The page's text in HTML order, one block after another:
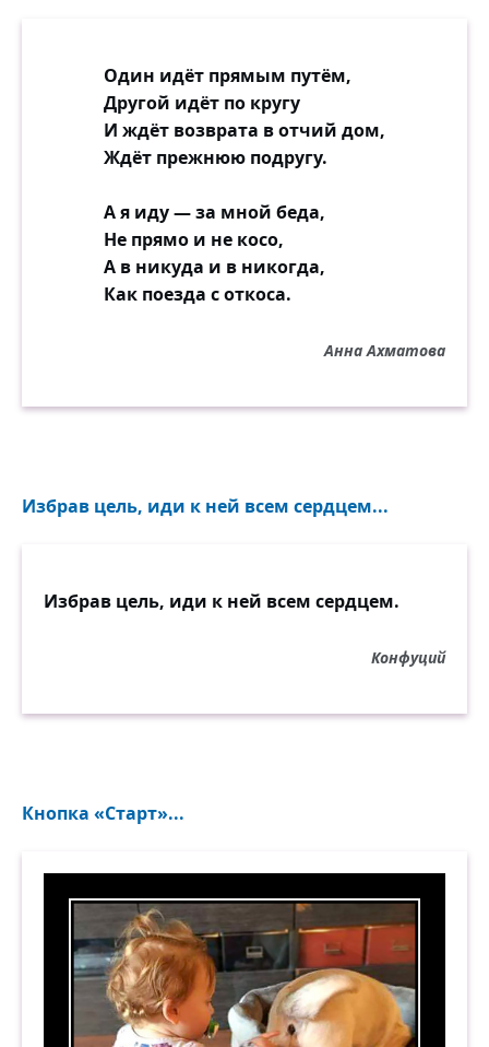
Один идёт прямым путём,
Другой идёт по кругу
И ждёт возврата в отчий дом,
Ждёт прежнюю подругу.
А я иду — за мной беда,
Не прямо и не косо,
А в никуда и в никогда,
Как поезда с откоса.
Анна Ахматова
Избрав цель, иди к ней всем сердцем...
Избрав цель, иди к ней всем сердцем.
Конфуций
Кнопка «Старт»...